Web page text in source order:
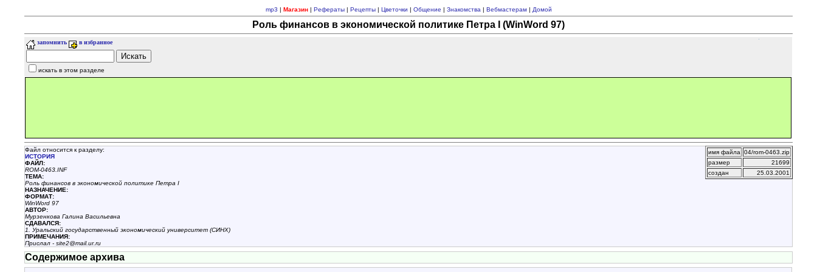
mp3 | Магазин| Рефераты| Рецепты| Цветочки | Общение | Знакомства | Вебмастерам| Домой
Роль финансов в экономической политике Петра I (WinWord 97)
запомнить в избранное
искать в этом разделе
имя файла
04/rom-0463.zip
размер
21699
создан
25.03.2001
Файл относится к разделу:
ИСТОРИЯ
ФАЙЛ:
ROM-0463.INF
ТЕМА:
Роль финансов в экономической политике Петра I
НАЗHАЧЕНИЕ:
ФОРМАТ:
WinWord 97
АВТОР:
Мурзенкова Галина Васильевна
СДАВАЛСЯ:
1. Уральский государственный экономический университет (СИНХ)
ПРИМЕЧАНИЯ:
Прислал - site2@mail.ur.ru
Содержимое архива